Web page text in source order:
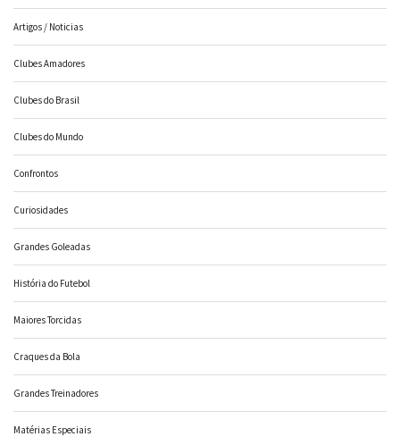
Artigos / Noticias
Clubes Amadores
Clubes do Brasil
Clubes do Mundo
Confrontos
Curiosidades
Grandes Goleadas
História do Futebol
Maiores Torcidas
Craques da Bola
Grandes Treinadores
Matérias Especiais